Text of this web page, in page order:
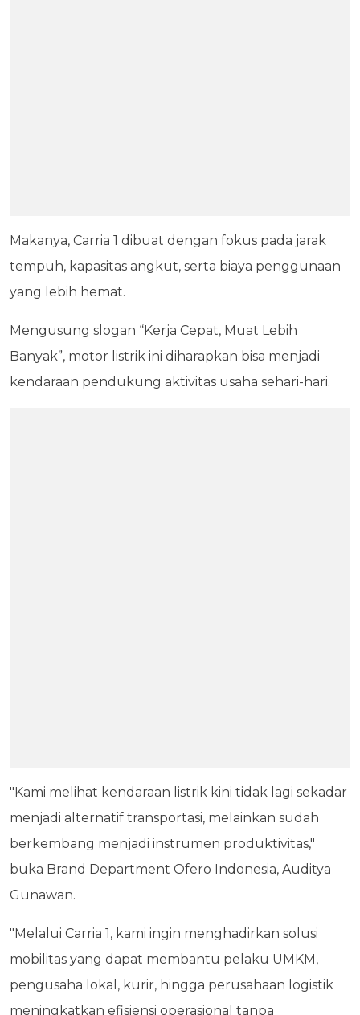
Makanya, Carria 1 dibuat dengan fokus pada jarak
tempuh, kapasitas angkut, serta biaya penggunaan
yang lebih hemat.
Mengusung slogan “Kerja Cepat, Muat Lebih
Banyak”, motor listrik ini diharapkan bisa menjadi
kendaraan pendukung aktivitas usaha sehari-hari.
"Kami melihat kendaraan listrik kini tidak lagi sekadar
menjadi alternatif transportasi, melainkan sudah
berkembang menjadi instrumen produktivitas,"
buka Brand Department Ofero Indonesia, Auditya
Gunawan.
"Melalui Carria 1, kami ingin menghadirkan solusi
mobilitas yang dapat membantu pelaku UMKM,
pengusaha lokal, kurir, hingga perusahaan logistik
meningkatkan efisiensi operasional tanpa